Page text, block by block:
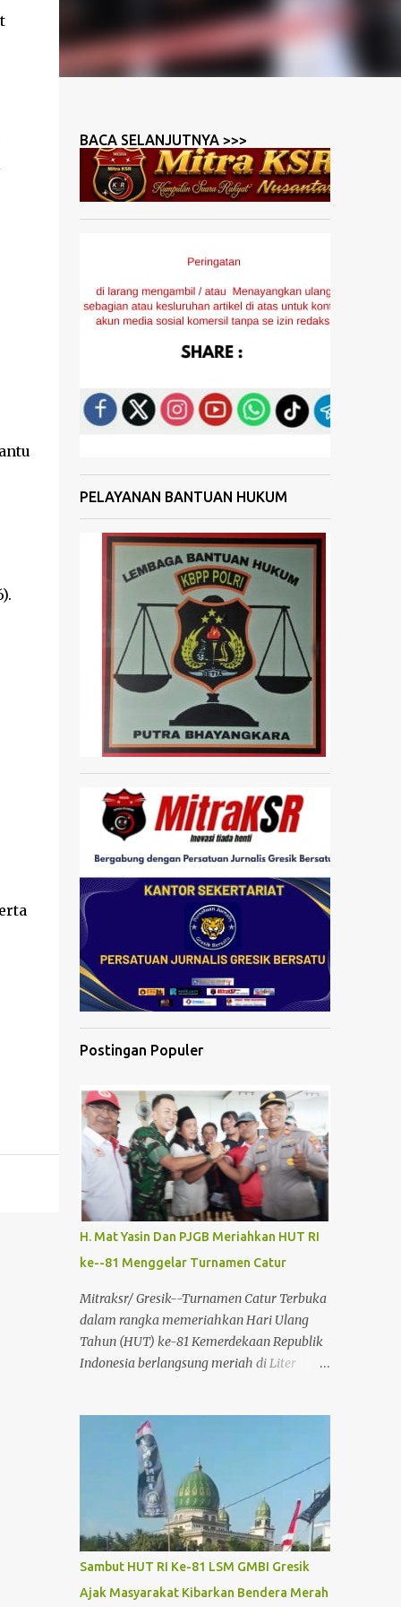
BACA SELANJUTNYA >>>
PELAYANAN BANTUAN HUKUM
Postingan Populer
H. Mat Yasin Dan PJGB Meriahkan HUT RI
ke--81 Menggelar Turnamen Catur
Mitraksr/ Gresik--Turnamen Catur Terbuka
dalam rangka memeriahkan Hari Ulang
Tahun (HUT) ke-81 Kemerdekaan Republik
Indonesia berlangsung meriah di Liter
(1/8/2026). Kegiatan yang diprakarsai oleh
Pengusaha Muda H. Mat Yasin (Abah Yasin)
bersama Persatuan Jurnalis Gresik Bersatu
(PJGB) dan mendapat dukungan dari Percasi
ini mendapat antusiasme tinggi dari para
pecinta olahraga catur dari berbagai
daerah. Acara diawali dengan menyanyikan
dilanjutkan dengan doa bersama sebagai
Sambut HUT RI Ke-81 LSM GMBI Gresik
Ajak Masyarakat Kibarkan Bendera Merah